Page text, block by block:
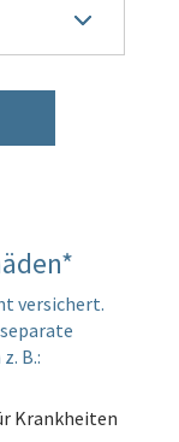
3
versichert.
B.:
Krankheiten